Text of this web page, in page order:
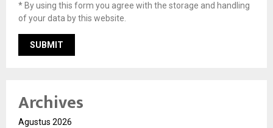
* By using this form you agree with the storage and handling
of your data by this website.
Archives
Agustus 2026